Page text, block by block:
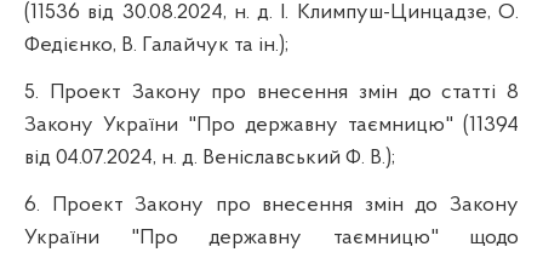
(11536 від 30.08.2024, н. д. І. Климпуш-Цинцадзе, О.
Федієнко, В. Галайчук та ін.);
5. Проект Закону про внесення змін до статті 8
Закону України "Про державну таємницю" (11394
від 04.07.2024, н. д. Веніславський Ф. В.);
6. Проект Закону про внесення змін до Закону
України "Про державну таємницю" щодо